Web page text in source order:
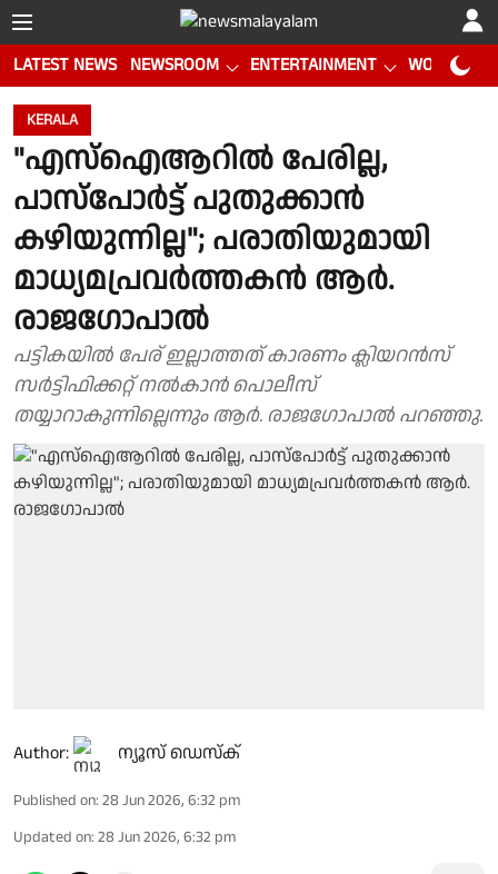
LATEST NEWS NEWSROOM ENTERTAINMENT WORLD CUP
KERALA
"എസ്ഐആറിൽ പേരില്ല,
പാസ്‌പോർട്ട് പുതുക്കാൻ
കഴിയുന്നില്ല"; പരാതിയുമായി
മാധ്യമപ്രവർത്തകൻ ആർ.
രാജഗോപാൽ
പട്ടികയിൽ പേര് ഇല്ലാത്തത് കാരണം ക്ലിയറൻസ്
സർട്ടിഫിക്കറ്റ് നൽകാൻ പൊലീസ്
തയ്യാറാകുന്നില്ലെന്നും ആർ. രാജഗോപാൽ പറഞ്ഞു.
Author: ന്യൂസ് ഡെസ്ക്
Published on: 28 Jun 2026, 6:32 pm
Updated on: 28 Jun 2026, 6:32 pm